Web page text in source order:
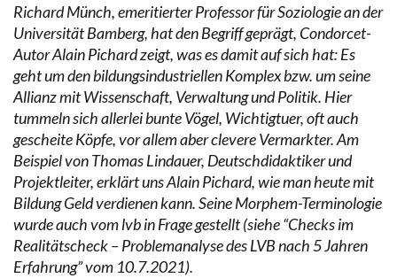
Richard Münch, emeritierter Professor für Soziologie an der
Universität Bamberg, hat den Begriff geprägt, Condorcet-
Autor Alain Pichard zeigt, was es damit auf sich hat: Es
geht um den bildungsindustriellen Komplex bzw. um seine
Allianz mit Wissenschaft, Verwaltung und Politik. Hier
tummeln sich allerlei bunte Vögel, Wichtigtuer, oft auch
gescheite Köpfe, vor allem aber clevere Vermarkter. Am
Beispiel von Thomas Lindauer, Deutschdidaktiker und
Projektleiter, erklärt uns Alain Pichard, wie man heute mit
Bildung Geld verdienen kann. Seine Morphem-Terminologie
wurde auch vom lvb in Frage gestellt (siehe “Checks im
Realitätscheck – Problemanalyse des LVB nach 5 Jahren
Erfahrung” vom 10.7.2021).